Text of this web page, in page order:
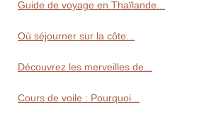
Guide de voyage en Thaïlande...
Où séjourner sur la côte...
Découvrez les merveilles de...
Cours de voile : Pourquoi...